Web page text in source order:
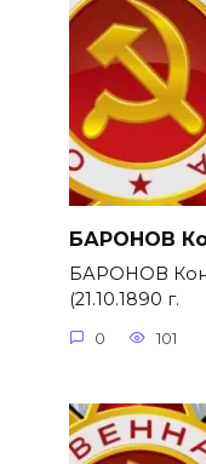
БАРОНОВ
БАРОНОВ
(21.10.1890 г.
0 101